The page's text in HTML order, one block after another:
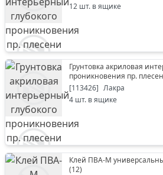
12 шт. в ящике
Грунтовка акриловая
проникновения пр.
[113426] Лакра
4 шт. в ящике
Клей ПВА-М
(12)